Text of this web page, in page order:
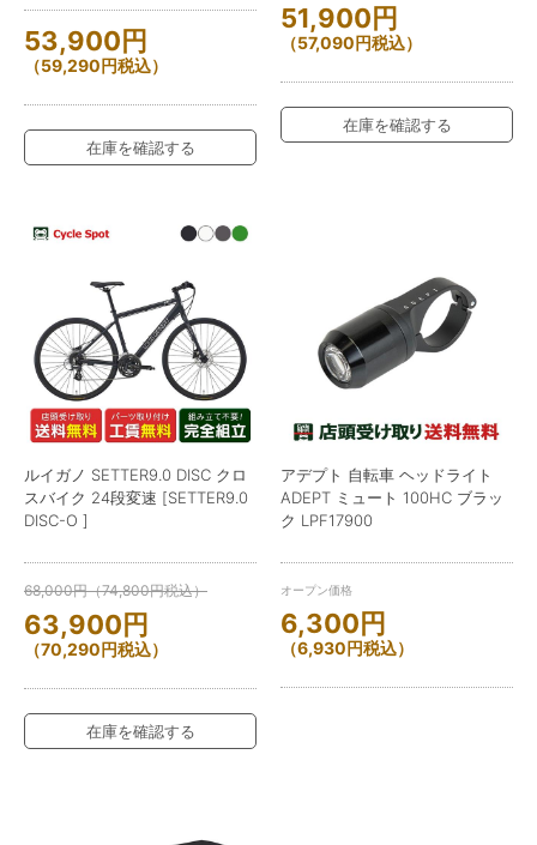
53,900円
（59,290円税込）
在庫を確認する
51,900円
（57,090円税込）
在庫を確認する
ルイガノ SETTER9.0 DISC クロ
スバイク 24段変速 [SETTER9.0
DISC-O ]
68,000円（74,800円税込）
63,900円
（70,290円税込）
在庫を確認する
アデプト 自転車 ヘッドライト
ADEPT ミュート 100HC ブラッ
ク LPF17900
オープン価格
6,300円
（6,930円税込）